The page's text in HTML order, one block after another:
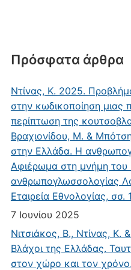
Πρόσφατα άρθρα
Ντίνας, Κ. 2025.
στην κωδικοποίηση
περίπτωση της
Βραχιονίδου, Μ. &
στην Ελλάδα. Η
Αφιέρωμα στη μνήμη του
ανθρωπογλωσσολογίας
Εταιρεία Εθνολογίας, σσ.
7 Ιουνίου 2025
Νιτσιάκος, Β., Ντίνας, Κ.
Βλάχοι της Ελλάδας.
στον χώρο και τον